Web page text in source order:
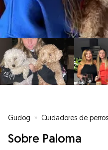
Gudog » Cuidadores de perros
Sobre Paloma